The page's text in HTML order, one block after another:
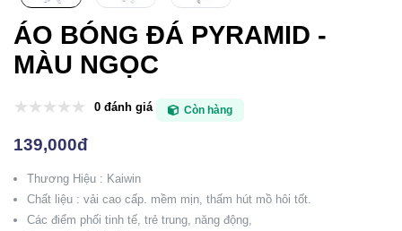
ÁO BÓNG ĐÁ PYRAMID -
MÀU NGỌC
0 đánh giá Còn hàng
139,000đ
Thương Hiệu : Kaiwin
Chất liệu : vải cao cấp. mềm mịn, thấm hút mồ hôi tốt.
Các điểm phối tinh tế, trẻ trung, năng động,